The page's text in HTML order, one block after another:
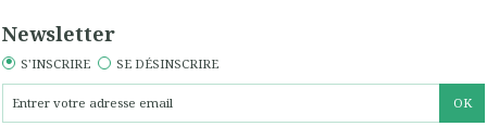
Newsletter
S'INSCRIRE SE DÉSINSCRIRE